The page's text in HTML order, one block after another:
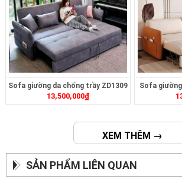
Sofa giường da chống trầy ZD1309
13,500,000₫
Sofa
XEM THÊM →
SẢN PHẨM LIÊN QUAN